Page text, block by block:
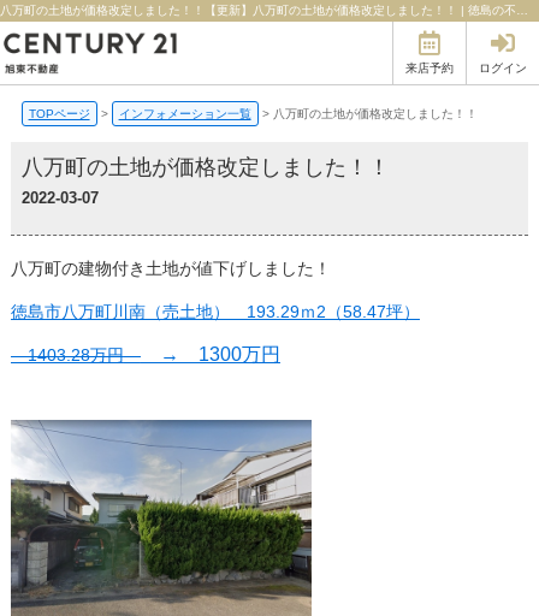
来店予約 ログイン
TOPページ > インフォメーション一覧 > 八万町の土地が価格改定しました！！
八万町の土地が価格改定しました！！
2022-03-07
八万町の建物付き土地が値下げしました！
徳島市八万町川南（売土地） 193.29ｍ2（58.47坪）
1403.28万円 → 1300万円